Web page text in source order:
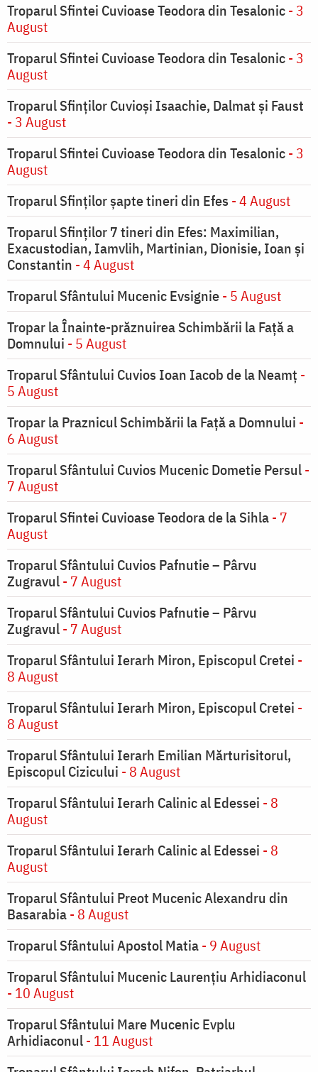
Troparul Sfintei Cuvioase Teodora din Tesalonic- 3
August
Troparul Sfintei Cuvioase Teodora din Tesalonic- 3
August
Troparul Sfinţilor Cuvioşi Isaachie, Dalmat şi Faust
- 3 August
Troparul Sfintei Cuvioase Teodora din Tesalonic- 3
August
Troparul Sfinţilor şapte tineri din Efes - 4 August
Troparul Sfinţilor 7 tineri din Efes: Maximilian,
Exacustodian, Iamvlih, Martinian, Dionisie, Ioan şi
Constantin - 4 August
Troparul Sfântului Mucenic Evsignie- 5 August
Tropar la Înainte-prăznuirea Schimbării la Faţă a
Domnului - 5 August
Troparul Sfântului Cuvios Ioan Iacob de la Neamț -
5 August
Tropar la Praznicul Schimbării la Faţă a Domnului -
6 August
Troparul Sfântului Cuvios Mucenic Dometie Persul-
7 August
Troparul Sfintei Cuvioase Teodora de la Sihla- 7
August
Troparul Sfântului Cuvios Pafnutie – Pârvu
Zugravul- 7 August
Troparul Sfântului Cuvios Pafnutie – Pârvu
Zugravul- 7 August
Troparul Sfântului Ierarh Miron, Episcopul Cretei -
8 August
Troparul Sfântului Ierarh Miron, Episcopul Cretei -
8 August
Troparul Sfântului Ierarh Emilian Mărturisitorul,
Episcopul Cizicului - 8 August
Troparul Sfântului Ierarh Calinic al Edessei - 8
August
Troparul Sfântului Ierarh Calinic al Edessei - 8
August
Troparul Sfântului Preot Mucenic Alexandru din
Basarabia- 8 August
Troparul Sfântului Apostol Matia- 9 August
Troparul Sfântului Mucenic Laurențiu Arhidiaconul
- 10 August
Troparul Sfântului Mare Mucenic Evplu
Arhidiaconul- 11 August